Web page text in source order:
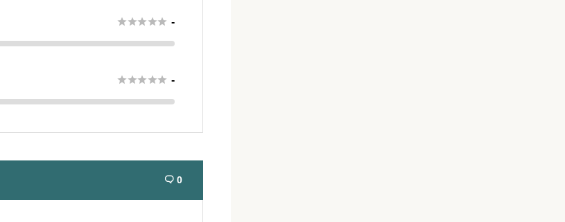
 -
 -
 0